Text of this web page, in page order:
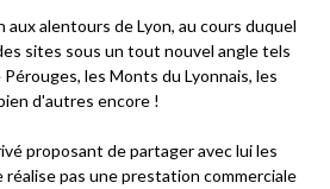
aux alentours de Lyon, au cours duquel
sites sous un tout nouvel angle tels
les Monts du Lyonnais, les
d'autres encore !
proposant de partager avec lui les
réalise pas une prestation commerciale